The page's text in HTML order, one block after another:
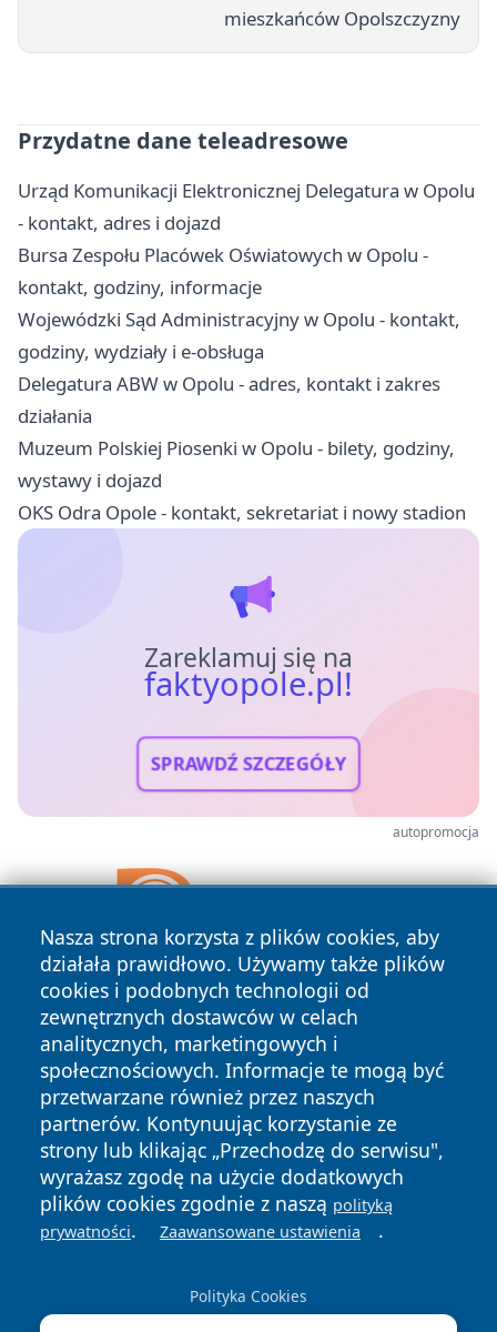
mieszkańców Opolszczyzny
Przydatne dane teleadresowe
Urząd Komunikacji Elektronicznej Delegatura w Opolu
- kontakt, adres i dojazd
Bursa Zespołu Placówek Oświatowych w Opolu -
kontakt, godziny, informacje
Wojewódzki Sąd Administracyjny w Opolu - kontakt,
godziny, wydziały i e-obsługa
Delegatura ABW w Opolu - adres, kontakt i zakres
działania
Muzeum Polskiej Piosenki w Opolu - bilety, godziny,
wystawy i dojazd
OKS Odra Opole - kontakt, sekretariat i nowy stadion
Zareklamuj się na
faktyopole.pl!
SPRAWDŹ SZCZEGÓŁY
autopromocja
Nasza strona korzysta z plików cookies, aby
działała prawidłowo. Używamy także plików
cookies i podobnych technologii od
zewnętrznych dostawców w celach
analitycznych, marketingowych i
społecznościowych. Informacje te mogą być
przetwarzane również przez naszych
partnerów. Kontynuując korzystanie ze
strony lub klikając „Przechodzę do serwisu",
wyrażasz zgodę na użycie dodatkowych
plików cookies zgodnie z naszą polityką
prywatności. Zaawansowane ustawienia .
Polityka Cookies
Copyright © 2026 faktyopole.pl Wszystkie prawa zastrzeżone.
Prywatności